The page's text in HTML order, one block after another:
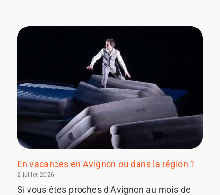
En vacances en Avignon ou dans la région ?
2 juillet 2026
Si vous êtes proches d’Avignon au mois de